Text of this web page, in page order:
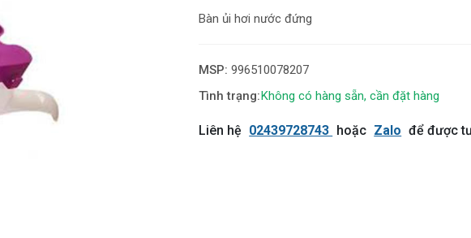
Bàn ủi hơi nước đứng
MSP:996510078207
Không có hàng sẵn, cần đặt hàng
Liên hệ 02439728743 hoặc Zalo để được